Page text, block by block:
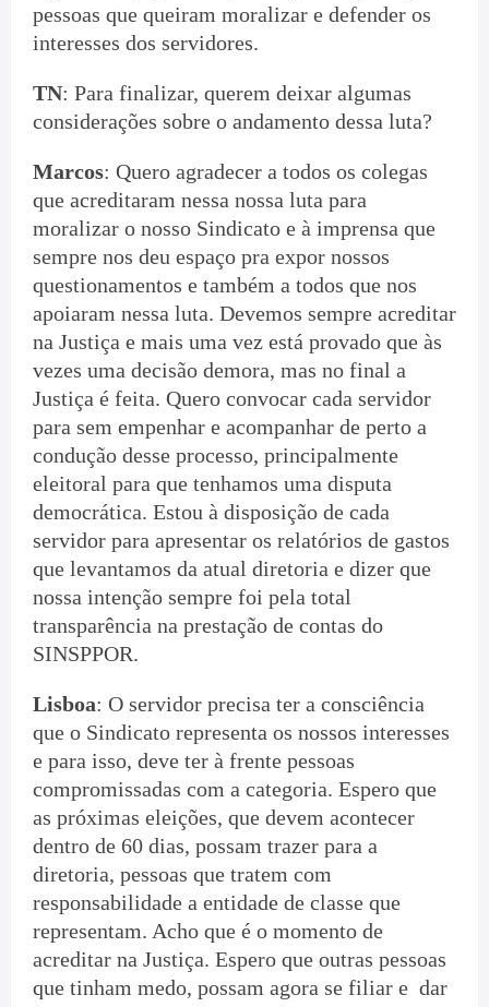
pessoas que queiram moralizar e defender os
interesses dos servidores.
TN: Para finalizar, querem deixar algumas
considerações sobre o andamento dessa luta?
Marcos: Quero agradecer a todos os colegas
que acreditaram nessa nossa luta para
moralizar o nosso Sindicato e à imprensa que
sempre nos deu espaço pra expor nossos
questionamentos e também a todos que nos
apoiaram nessa luta. Devemos sempre acreditar
na Justiça e mais uma vez está provado que às
vezes uma decisão demora, mas no final a
Justiça é feita. Quero convocar cada servidor
para sem empenhar e acompanhar de perto a
condução desse processo, principalmente
eleitoral para que tenhamos uma disputa
democrática. Estou à disposição de cada
servidor para apresentar os relatórios de gastos
que levantamos da atual diretoria e dizer que
nossa intenção sempre foi pela total
transparência na prestação de contas do
SINSPPOR.
Lisboa: O servidor precisa ter a consciência
que o Sindicato representa os nossos interesses
e para isso, deve ter à frente pessoas
compromissadas com a categoria. Espero que
as próximas eleições, que devem acontecer
dentro de 60 dias, possam trazer para a
diretoria, pessoas que tratem com
responsabilidade a entidade de classe que
representam. Acho que é o momento de
acreditar na Justiça. Espero que outras pessoas
que tinham medo, possam agora se filiar e dar